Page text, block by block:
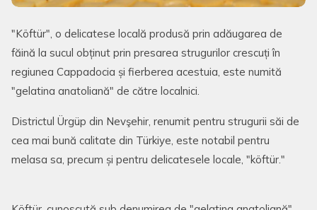
"Köftür", o delicatese locală produsă prin adăugarea de
făină la sucul obținut prin presarea strugurilor crescuți în
regiunea Cappadocia și fierberea acestuia, este numită
"gelatina anatoliană" de către localnici.
Districtul Ürgüp din Nevşehir, renumit pentru strugurii săi de
cea mai bună calitate din Türkiye, este notabil pentru
melasa sa, precum și pentru delicatesele locale, "köftür."